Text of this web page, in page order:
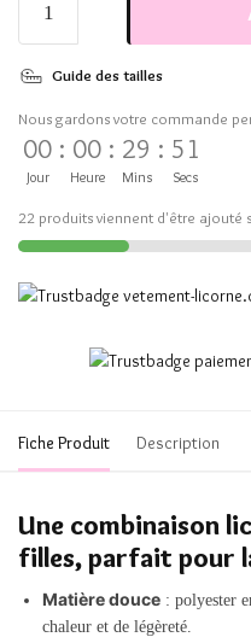
Guide des tailles
Nous gardons votre commande
00
Jour
: 00
Heure
: 29
Mins
: 50
Secs
22 produits viennent d'être ajouté
Fiche Produit Description
Une combinaison
filles, parfait pour
Matière douce : polyester
chaleur et de légèreté.